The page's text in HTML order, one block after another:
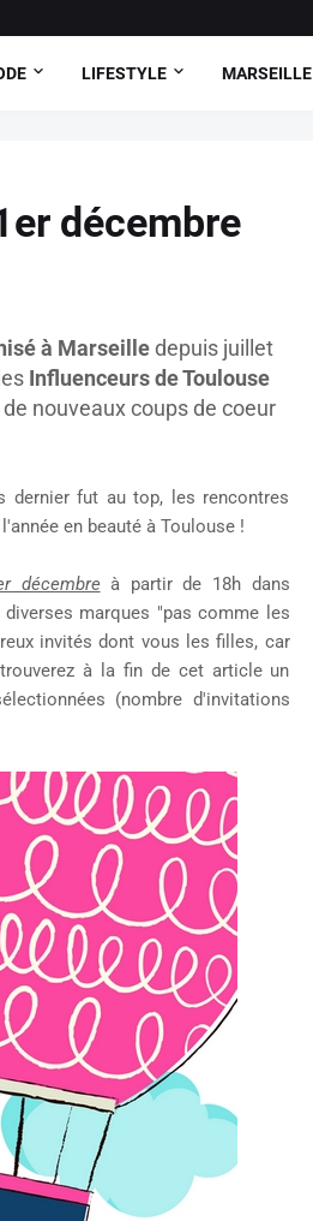
LIFESTYLE MARSEILLE
décembre
à Marseilledepuis juillet
Influenceurs de Toulouse
nouveaux coups de coeur
dernier fut au top, les rencontres
en beauté à Toulouse !
décembre à partir de 18h dans
marques "pas comme les
invités dont vous les filles, car
à la fin de cet article un
(nombre d'invitations